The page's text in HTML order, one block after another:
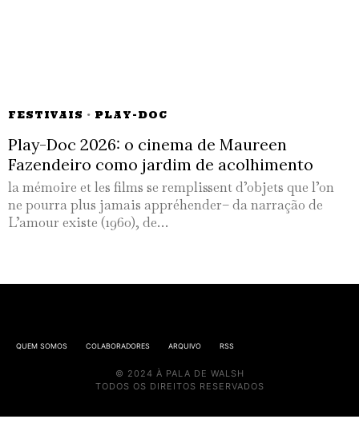
FESTIVAIS · PLAY-DOC
Play-Doc 2026: o cinema de Maureen
Fazendeiro como jardim de acolhimento
la mémoire et les films se remplissent d’objets que l’on
ne pourra plus jamais appréhender– da narração de
L’amour existe (1960), de…
QUEM SOMOS COLABORADORES ARQUIVO RSS
© 2024 À PALA DE WALSH
TODOS OS DIREITOS RESERVADOS